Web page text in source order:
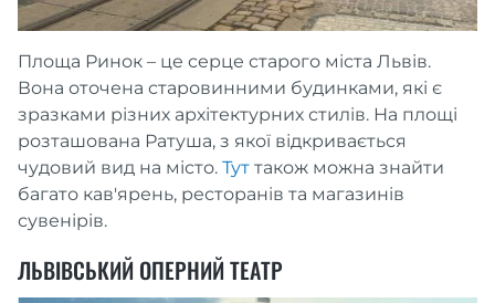
Площа Ринок – це серце старого міста Львів.
Вона оточена старовинними будинками, які є
зразками різних архітектурних стилів. На площі
розташована Ратуша, з якої відкривається
чудовий вид на місто. Тут також можна знайти
багато кав'ярень, ресторанів та магазинів
сувенірів.
ЛЬВІВСЬКИЙ ОПЕРНИЙ ТЕАТР